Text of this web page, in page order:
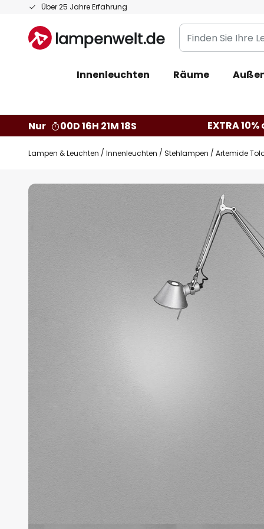
Über 25 Jahre Erfahrung
Zum
springen
Finden
Sie
Leuchte...
Innenleuchten Räume
Nur 00D 16H 21M 17S EXTRA
Lampen & Leuchten Innenleuchten Stehlampen Artemide
Zum